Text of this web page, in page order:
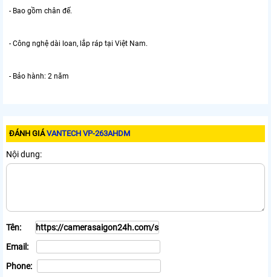
- Bao gồm chân đế.
- Công nghệ dài loan, lắp ráp tại Việt Nam.
- Bảo hành: 2 năm
ĐÁNH GIÁVANTECH VP-263AHDM
Nội dung:
Tên:
Email:
Phone: